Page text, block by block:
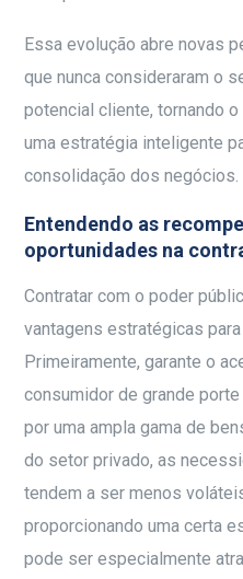
Essa evolução abre novas
que nunca consideraram o
potencial cliente, tornando
uma estratégia inteligente
consolidação dos negócios.
Entendendo as
oportunidades na
Contratar com o poder
vantagens estratégicas
Primeiramente, garante o
consumidor de grande
por uma ampla gama de
do setor privado, as
tendem a ser menos
proporcionando uma certa
pode ser especialmente